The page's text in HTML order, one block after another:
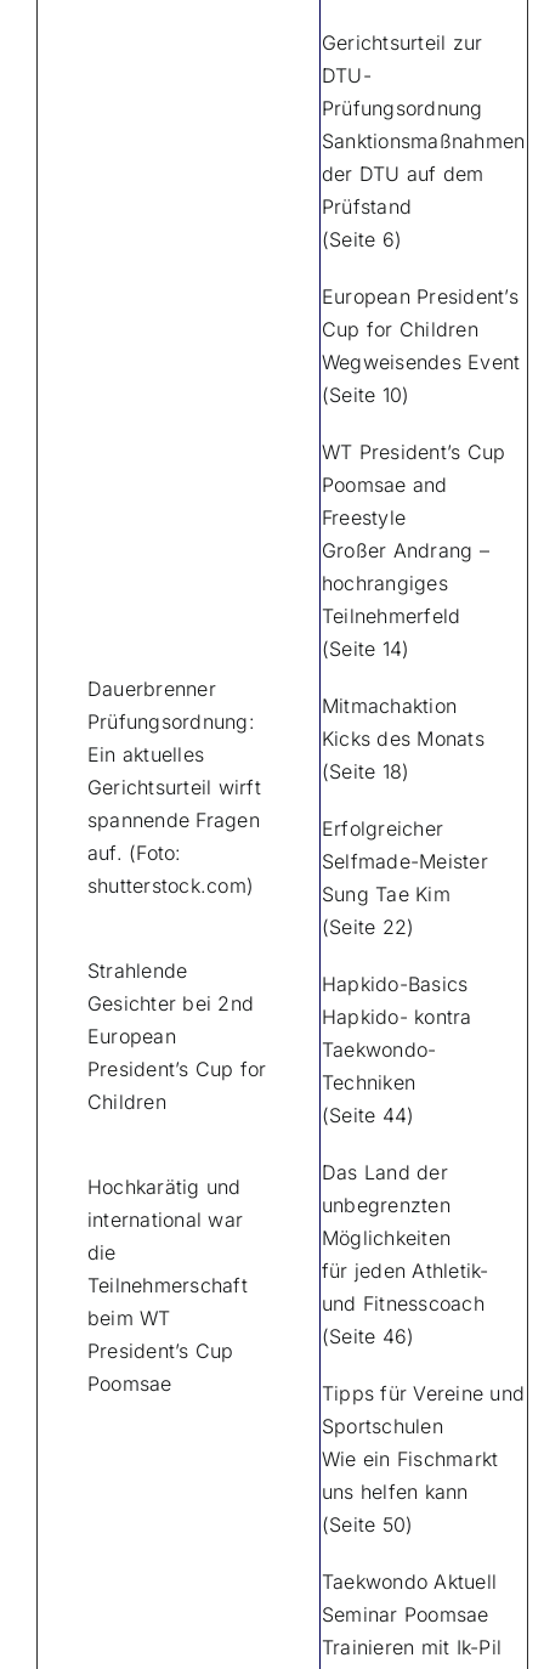
Dauerbrenner
Prüfungsordnung:
Ein aktuelles
Gerichtsurteil wirft
spannende Fragen
auf. (Foto:
shutterstock.com)
Strahlende
Gesichter bei 2nd
European
President’s Cup for
Children
Hochkarätig und
international war
die
Teilnehmerschaft
beim WT
President’s Cup
Poomsae
Gerichtsurteil zur
DTU-
Prüfungsordnung
Sanktionsmaßnahmen
der DTU auf dem
Prüfstand
(Seite 6)
European President’s
Cup for Children
Wegweisendes Event
(Seite 10)
WT President’s Cup
Poomsae and
Freestyle
Großer Andrang –
hochrangiges
Teilnehmerfeld
(Seite 14)
Mitmachaktion
Kicks des Monats
(Seite 18)
Erfolgreicher
Selfmade-Meister
Sung Tae Kim
(Seite 22)
Hapkido-Basics
Hapkido- kontra
Taekwondo-
Techniken
(Seite 44)
Das Land der
unbegrenzten
Möglichkeiten
für jeden Athletik-
und Fitnesscoach
(Seite 46)
Tipps für Vereine und
Sportschulen
Wie ein Fischmarkt
uns helfen kann
(Seite 50)
Taekwondo Aktuell
Seminar Poomsae
Trainieren mit Ik-Pil